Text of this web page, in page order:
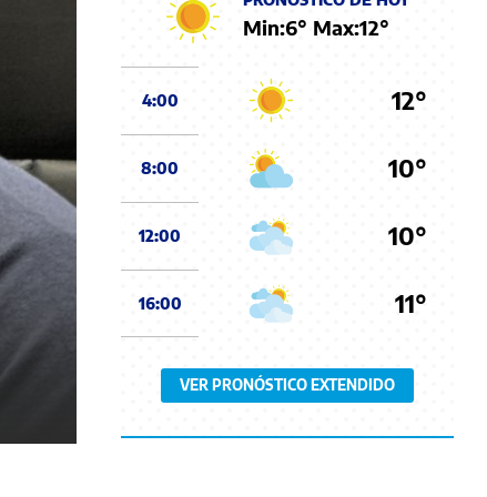
Min:6° Max:12°
4:00 12°
8:00 10°
12:00 10°
16:00 11°
VER PRONÓSTICO EXTENDIDO